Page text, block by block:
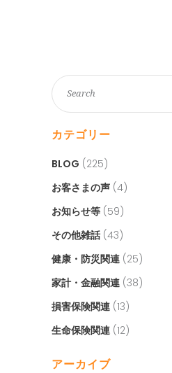
カテゴリー
BLOG (225)
お客さまの声 (4)
お知らせ等 (59)
その他雑話(43)
健康・防災関連 (25)
家計・金融関連 (38)
損害保険関連 (13)
生命保険関連 (12)
アーカイブ